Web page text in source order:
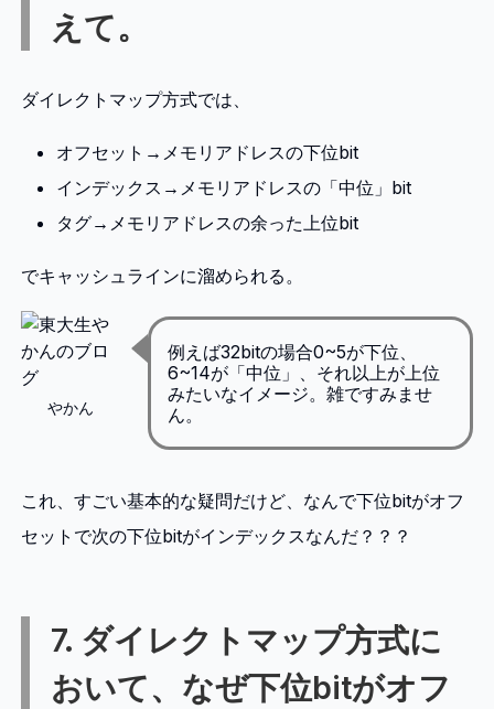
えて。
ダイレクトマップ方式では、
オフセット→メモリアドレスの下位bit
インデックス→メモリアドレスの「中位」bit
タグ→メモリアドレスの余った上位bit
でキャッシュラインに溜められる。
やかん
例えば32bitの場合0~5が下位、
6~14が「中位」、それ以上が上位
みたいなイメージ。雑ですみませ
ん。
これ、すごい基本的な疑問だけど、なんで下位bitがオフ
セットで次の下位bitがインデックスなんだ？？？
7. ダイレクトマップ方式に
おいて、なぜ下位bitがオフ